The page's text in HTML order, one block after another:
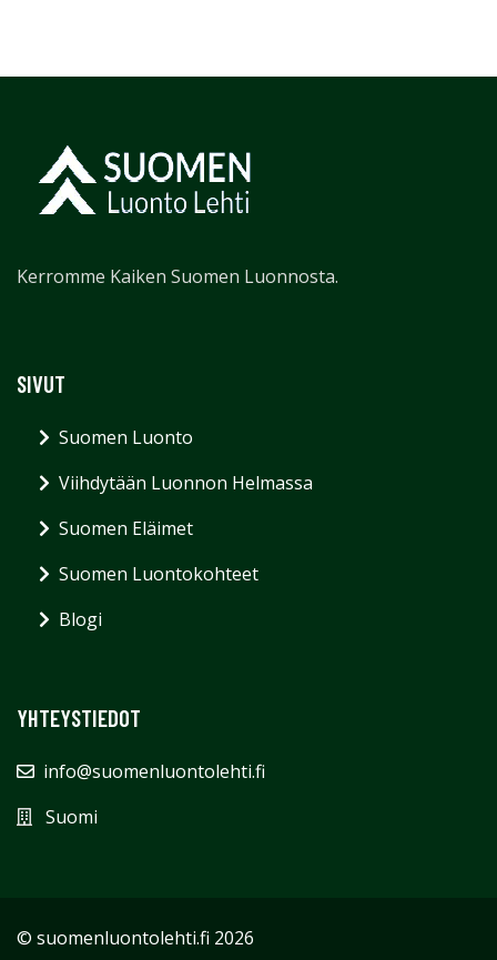
Kerromme Kaiken Suomen Luonnosta.
SIVUT
Suomen Luonto
Viihdytään Luonnon Helmassa
Suomen Eläimet
Suomen Luontokohteet
Blogi
YHTEYSTIEDOT
info@suomenluontolehti.fi
Suomi
© suomenluontolehti.fi 2026